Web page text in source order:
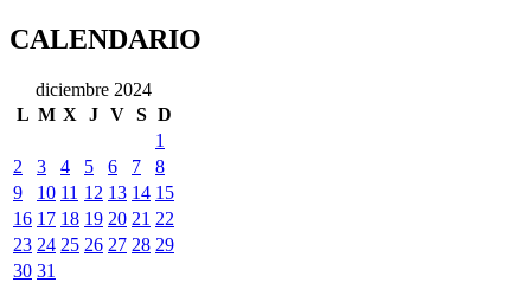
CALENDARIO
diciembre 2024
L M X J V S D
1
2
3 4 5 6 7
8
9
10 11 12 13 14 15
16 17 18 19 20 21 22
23 24 25 26 27 28 29
30 31